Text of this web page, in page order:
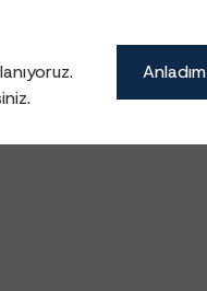
CCN Holding Anladım